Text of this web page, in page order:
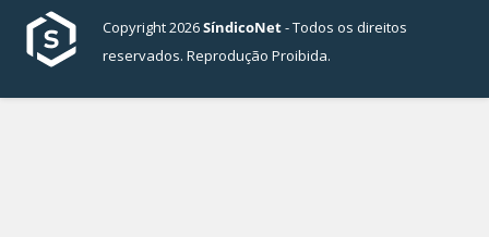
Copyright 2026SíndicoNet- Todos os direitos
reservados. Reprodução Proibida.